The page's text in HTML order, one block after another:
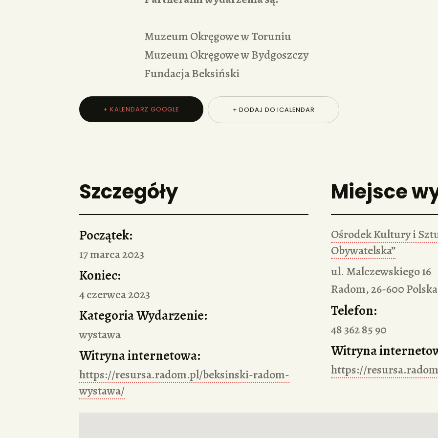
Muzeum Okręgowe w Toruniu
Muzeum Okręgowe w Bydgoszczy
Fundacja Beksiński
+ KALENDARZ GOOGLE + DODAJ DO ICALENDAR
Szczegóły
Początek:
17 marca 2023
Koniec:
4 czerwca 2023
Kategoria Wydarzenie:
wystawa
Witryna internetowa:
https://resursa.radom.pl/beksinski-radom-
wystawa/
Miejsce
Ośrodek Kultury i
Obywatelska”
ul. Malczewskiego 16
Radom,26-600Polska
Telefon:
48 362 85 90
Witryna
https://